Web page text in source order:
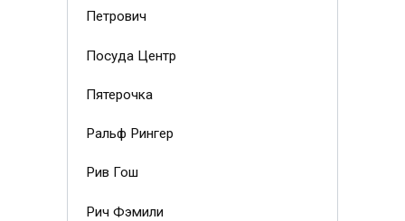
Петрович
Посуда Центр
Пятерочка
Ральф Рингер
Рив Гош
Рич Фэмили